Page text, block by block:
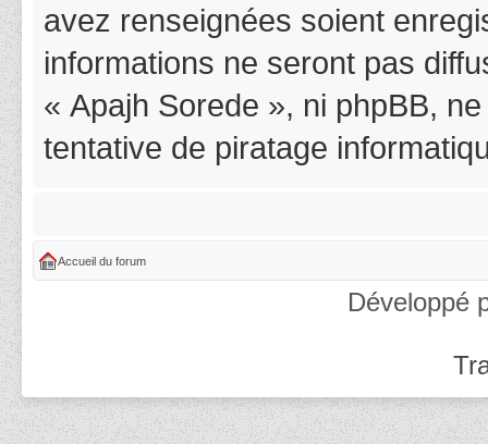
avez renseignées soient
informations ne seront pas
« Apajh Sorede », ni phpBB,
tentative de piratage
Accueil du forum
Développé